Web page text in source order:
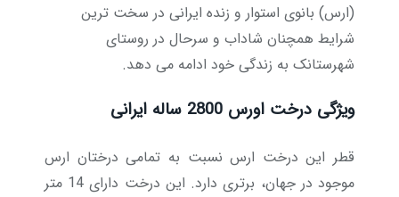
(ارس) بانوی استوار و زنده ایرانی در سخت ترین
شرایط همچنان شاداب و سرحال در روستای
شهرستانک به زندگی خود ادامه می دهد.
ویژگی درخت اورس 2800 ساله ایرانی
قطر این درخت ارس نسبت به تمامی درختان ارس
موجود در جهان، برتری دارد. این درخت دارای 14 متر